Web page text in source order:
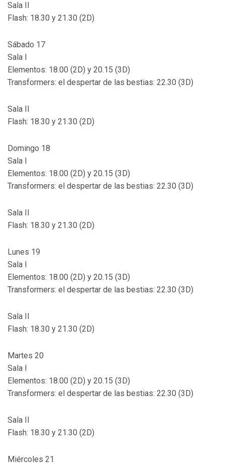
Sala II
Flash: 18.30 y 21.30 (2D)
Sábado 17
Sala I
Elementos: 18.00 (2D) y 20.15 (3D)
Transformers: el despertar de las bestias: 22.30 (3D)
Sala II
Flash: 18.30 y 21.30 (2D)
Domingo 18
Sala I
Elementos: 18.00 (2D) y 20.15 (3D)
Transformers: el despertar de las bestias: 22.30 (3D)
Sala II
Flash: 18.30 y 21.30 (2D)
Lunes 19
Sala I
Elementos: 18.00 (2D) y 20.15 (3D)
Transformers: el despertar de las bestias: 22.30 (3D)
Sala II
Flash: 18.30 y 21.30 (2D)
Martes 20
Sala I
Elementos: 18.00 (2D) y 20.15 (3D)
Transformers: el despertar de las bestias: 22.30 (3D)
Sala II
Flash: 18.30 y 21.30 (2D)
Miércoles 21